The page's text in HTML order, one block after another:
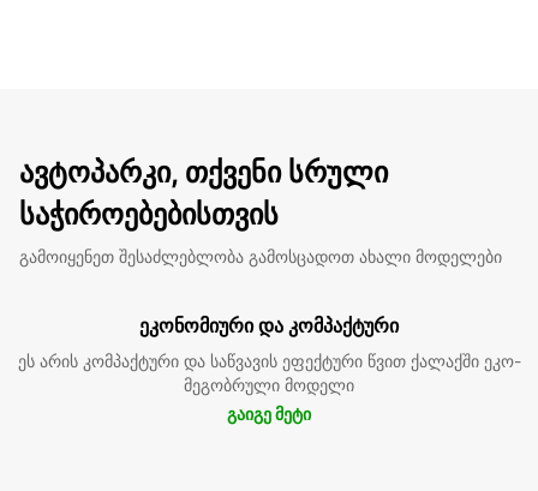
ავტოპარკი, თქვენი სრული
საჭიროებებისთვის
გამოიყენეთ შესაძლებლობა გამოსცადოთ ახალი მოდელები
ეკონომიური და კომპაქტური
ეს არის კომპაქტური და საწვავის ეფექტური წვით ქალაქში ეკო-
მეგობრული მოდელი
გაიგე მეტი